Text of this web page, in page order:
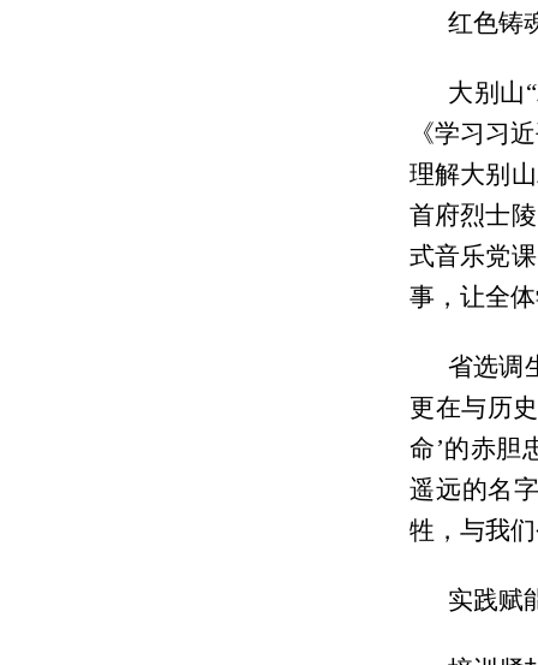
红色铸
大别山
《学习习
理解大别
首府烈士
式音乐党
事，让全
省选调
更在与历
命’的赤胆
遥远的名
牲，与我
实践赋